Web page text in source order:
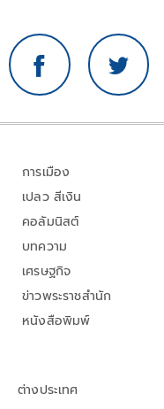
การเมือง
เปลว สีเงิน
คอลัมนิสต์
บทความ
เศรษฐกิจ
ข่าวพระราชสำนัก
หนังสือพิมพ์
ต่างประเทศ